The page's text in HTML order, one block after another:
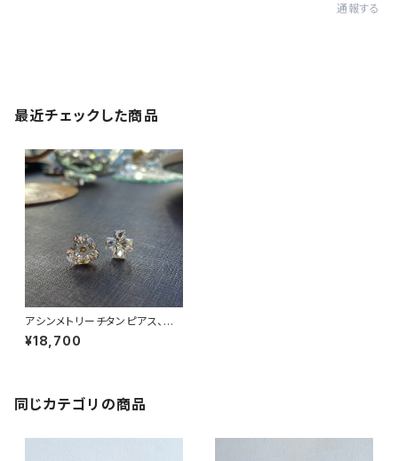
通報する
最近チェックした商品
アシンメトリーチタンピアス、水
晶 No.33090
¥18,700
同じカテゴリの商品